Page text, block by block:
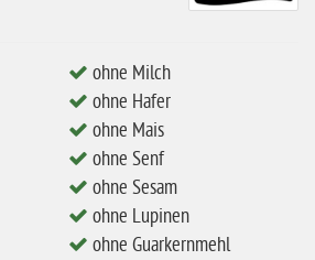
ohne Milch
ohne Hafer
ohne Mais
ohne Senf
ohne Sesam
ohne Lupinen
ohne Guarkernmehl